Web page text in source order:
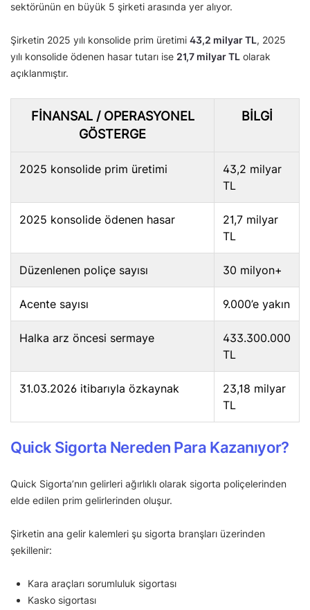
sektörünün en büyük 5 şirketi arasında yer alıyor.
Şirketin 2025 yılı konsolide prim üretimi 43,2 milyar TL, 2025
yılı konsolide ödenen hasar tutarı ise 21,7 milyar TL olarak
açıklanmıştır.
FINANSAL / OPERASYONEL
GÖSTERGE
BILGI
2025 konsolide prim üretimi
43,2 milyar
TL
2025 konsolide ödenen hasar
21,7 milyar
TL
Düzenlenen poliçe sayısı 30 milyon+
Acente sayısı 9.000’e yakın
Halka arz öncesi sermaye
433.300.000
TL
31.03.2026 itibarıyla özkaynak
23,18 milyar
TL
Quick Sigorta Nereden Para Kazanıyor?
Quick Sigorta’nın gelirleri ağırlıklı olarak sigorta poliçelerinden
elde edilen prim gelirlerinden oluşur.
Şirketin ana gelir kalemleri şu sigorta branşları üzerinden
şekillenir:
Kara araçları sorumluluk sigortası
Kasko sigortası